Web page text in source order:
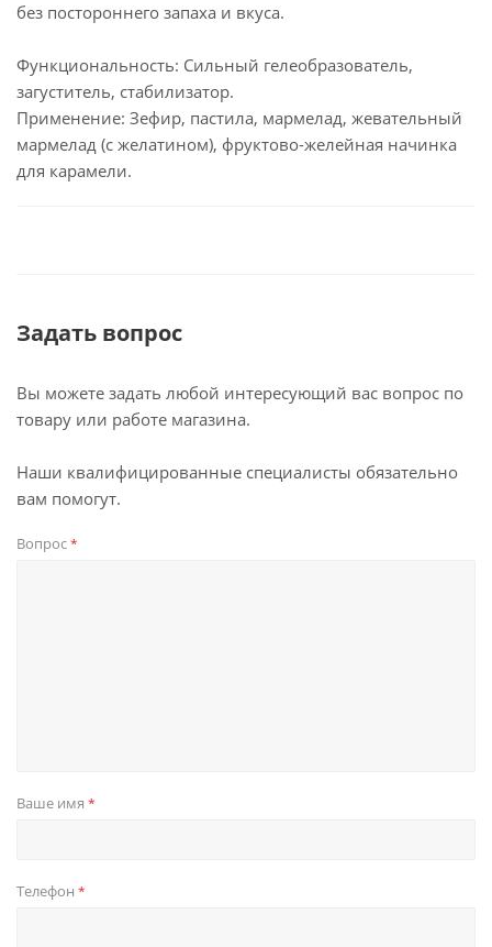
без постороннего запаха и вкуса.
Функциональность: Сильный гелеобразователь,
загуститель, стабилизатор.
Применение: Зефир, пастила, мармелад, жевательный
мармелад (с желатином), фруктово-желейная начинка
для карамели.
Задать вопрос
Вы можете задать любой интересующий вас вопрос по
товару или работе магазина.
Наши квалифицированные специалисты обязательно
вам помогут.
Вопрос*
Ваше имя *
Телефон *